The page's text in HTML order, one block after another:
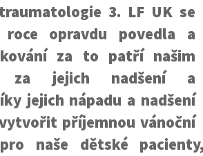
3. LF UK se
opravdu povedla a
za to patří našim
za jejich nadšení a
jejich nápadu a nadšení
příjemnou vánoční
naše dětské